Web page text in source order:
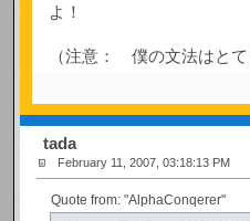
よ！
（注意： 僕の文法はとて
tada
February 11, 2007, 03:18:13 PM
Quote from: "AlphaConqerer"